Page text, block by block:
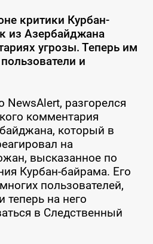
критики Курбан-
из Азербайджана
угрозы. Теперь им
и
NewsAlert, разгорелся
комментария
который в
на
высказанное по
Курбан-байрама. Его
пользователей,
на него
в Следственный